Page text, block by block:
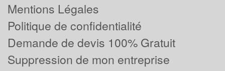
Mentions Légales
Politique de confidentialité
Demande de devis 100% Gratuit
Suppression de mon entreprise